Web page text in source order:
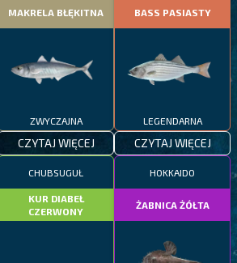
MAKRELA BŁĘKITNA
ZWYCZAJNA
CZYTAJ WIĘCEJ
BASS PASIASTY
LEGENDARNA
CZYTAJ WIĘCEJ
CHUBSUGUŁ
KUR DIABEŁ
CZERWONY
HOKKAIDO
ŻABNICA ŻÓŁTA